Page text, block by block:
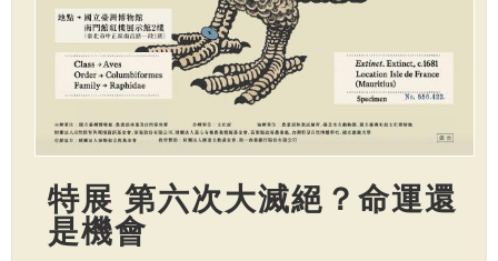
特展 第六次大滅絕？命運還
是機會